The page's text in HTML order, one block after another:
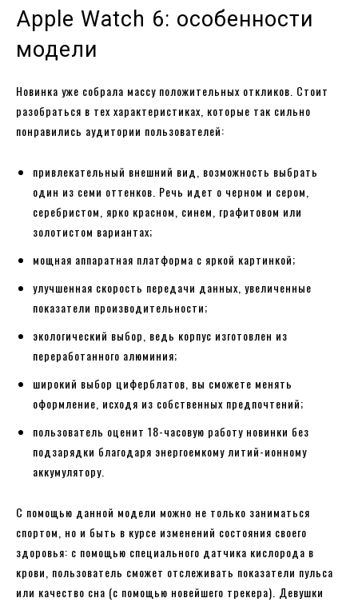
Apple Watch 6: особенности
модели
Новинка уже собрала массу положительных откликов. Стоит
разобраться в тех характеристиках, которые так сильно
понравились аудитории пользователей:
привлекательный внешний вид, возможность выбрать
один из семи оттенков. Речь идет о черном и сером,
серебристом, ярко красном, синем, графитовом или
золотистом вариантах;
мощная аппаратная платформа с яркой картинкой;
улучшенная скорость передачи данных, увеличенные
показатели производительности;
экологический выбор, ведь корпус изготовлен из
переработанного алюминия;
широкий выбор циферблатов, вы сможете менять
оформление, исходя из собственных предпочтений;
пользователь оценит 18-часовую работу новинки без
подзарядки благодаря энергоемкому литий-ионному
аккумулятору.
С помощью данной модели можно не только заниматься
спортом, но и быть в курсе изменений состояния своего
здоровья: с помощью специального датчика кислорода в
крови, пользователь сможет отслеживать показатели пульса
или качество сна (с помощью новейшего трекера). Девушки